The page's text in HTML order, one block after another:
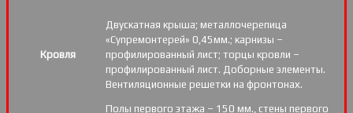
Кровля
Двускатная крыша; металлочерепица
«Супремонтерей» 0,45мм.; карнизы –
профилированный лист; торцы кровли –
профилированный лист. Доборные элементы.
Вентиляционные решетки на фронтонах.
Полы первого этажа – 150 мм., стены первого